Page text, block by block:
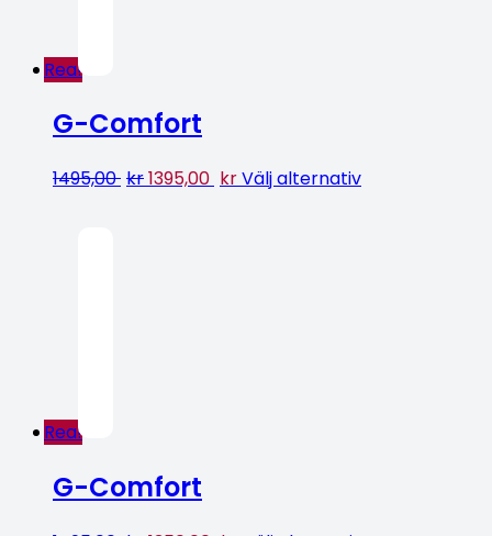
Rea!
G-Comfort
1495,00 kr1395,00 krVälj alternativ
Rea!
G-Comfort